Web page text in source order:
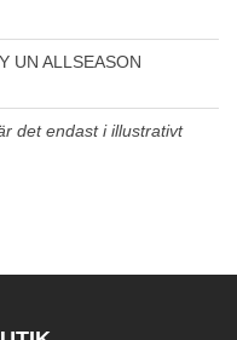
UN ALLSEASON
det endast i illustrativt